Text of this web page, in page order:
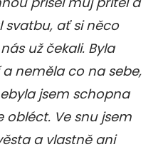
svatbu, ať si něco
už čekali. Byla
neměla co na sebe,
jsem schopna
obléct. Ve snu jsem
a vlastně ani